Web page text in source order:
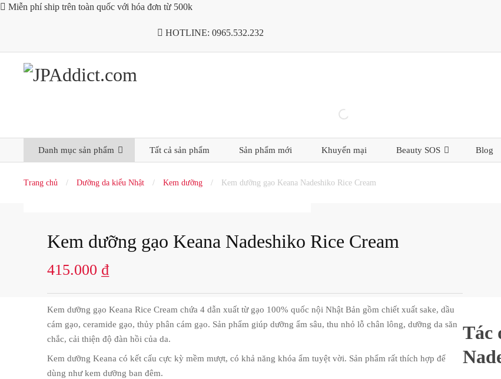
 Miễn phí ship trên toàn quốc với hóa đơn từ 500k
 HOTLINE: 0965.532.232
Danh mục sản phẩm Tất cả sản phẩm Sản phẩm mới Khuyến mại Beauty SOS Blog
Trang chủ / Dưỡng da kiểu Nhật / Kem dưỡng / Kem dưỡng gạo Keana Nadeshiko Rice Cream
Kem dưỡng gạo Keana Nadeshiko Rice Cream
415.000 ₫
Kem dưỡng gạo Keana Rice Cream chứa 4 dẫn xuất từ gạo 100% quốc nội Nhật Bản gồm chiết xuất sake, dầu
cám gạo, ceramide gạo, thủy phân cám gạo. Sản phẩm giúp dưỡng ẩm sâu, thu nhỏ lỗ chân lông, dưỡng da săn
chắc, cải thiện độ đàn hồi của da.
Kem dưỡng Keana có kết cấu cực kỳ mềm mượt, có khả năng khóa ẩm tuyệt vời. Sản phẩm rất thích hợp để
dùng như kem dưỡng ban đêm.
Tác